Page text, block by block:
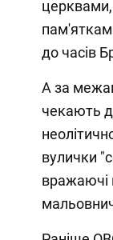
до часів
А за
чекають
вулички
вражаючі